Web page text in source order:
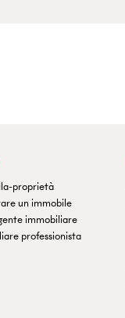
proprietà
un immobile
immobiliare
professionista